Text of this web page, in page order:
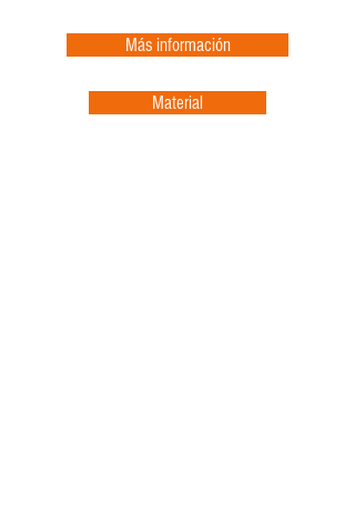
Más información
Material